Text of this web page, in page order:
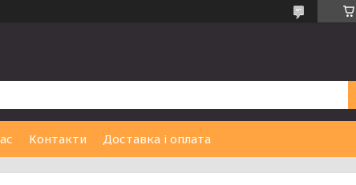
Контакти Доставка і оплата